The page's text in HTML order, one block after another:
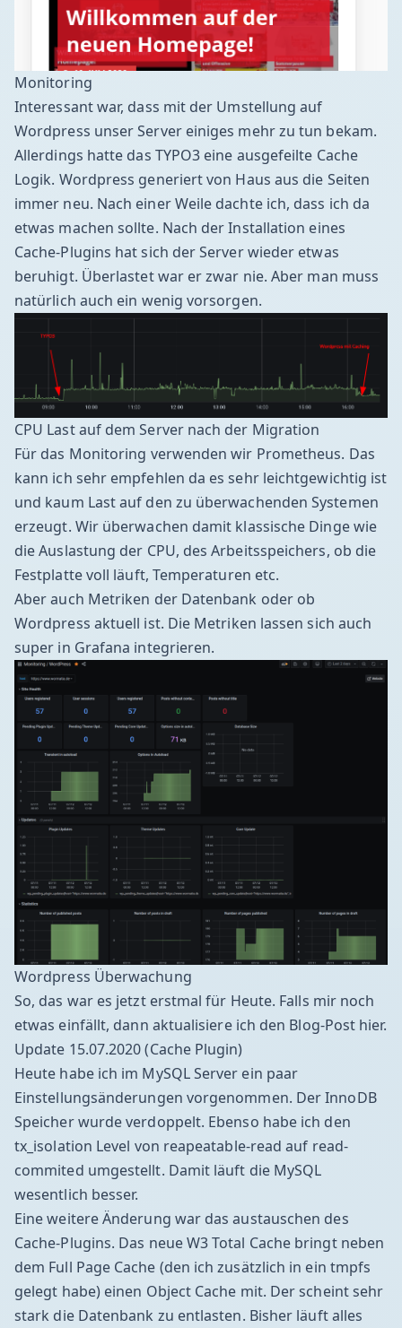
Monitoring
Interessant war, dass mit der Umstellung auf
Wordpress unser Server einiges mehr zu tun bekam.
Allerdings hatte das TYPO3 eine ausgefeilte Cache
Logik. Wordpress generiert von Haus aus die Seiten
immer neu. Nach einer Weile dachte ich, dass ich da
etwas machen sollte. Nach der Installation eines
Cache-Plugins hat sich der Server wieder etwas
beruhigt. Überlastet war er zwar nie. Aber man muss
natürlich auch ein wenig vorsorgen.
CPU Last auf dem Server nach der Migration
Für das Monitoring verwenden wir Prometheus. Das
kann ich sehr empfehlen da es sehr leichtgewichtig ist
und kaum Last auf den zu überwachenden Systemen
erzeugt. Wir überwachen damit klassische Dinge wie
die Auslastung der CPU, des Arbeitsspeichers, ob die
Festplatte voll läuft, Temperaturen etc.
Aber auch Metriken der Datenbank oder ob
Wordpress aktuell ist. Die Metriken lassen sich auch
super in Grafana integrieren.
Wordpress Überwachung
So, das war es jetzt erstmal für Heute. Falls mir noch
etwas einfällt, dann aktualisiere ich den Blog-Post hier.
Update 15.07.2020 (Cache Plugin)
Heute habe ich im MySQL Server ein paar
Einstellungsänderungen vorgenommen. Der InnoDB
Speicher wurde verdoppelt. Ebenso habe ich den
tx_isolation Level von reapeatable-read auf read-
commited umgestellt. Damit läuft die MySQL
wesentlich besser.
Eine weitere Änderung war das austauschen des
Cache-Plugins. Das neueW3 Total Cache bringt neben
dem Full Page Cache (den ich zusätzlich in ein tmpfs
gelegt habe) einen Object Cache mit. Der scheint sehr
stark die Datenbank zu entlasten. Bisher läuft alles